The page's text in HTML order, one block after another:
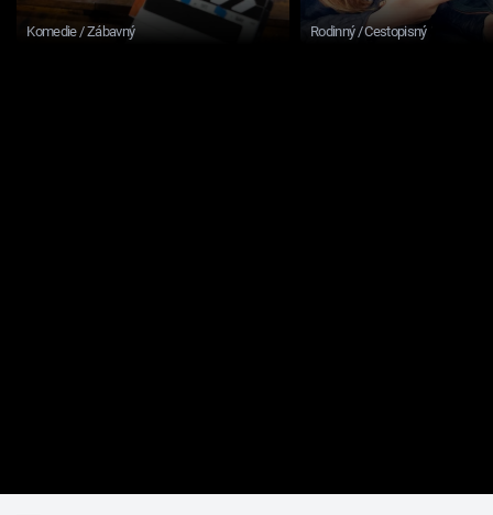
Komedie / Zábavný Rodinný / Cestopisný